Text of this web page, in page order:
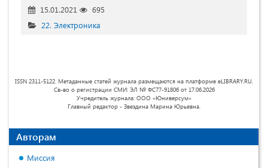
15.01.2021
695
22. Электроника
ISSN 2311-5122. Метаданные статей журнала размещаются на платформе eLIBRARY.RU.
Св-во о регистрации СМИ: ЭЛ № ФС77-91806 от 17.06.2026
Учредитель журнала: ООО «Юниверсум»
Главный редактор - Звездина Марина Юрьевна.
Авторам
Миссия